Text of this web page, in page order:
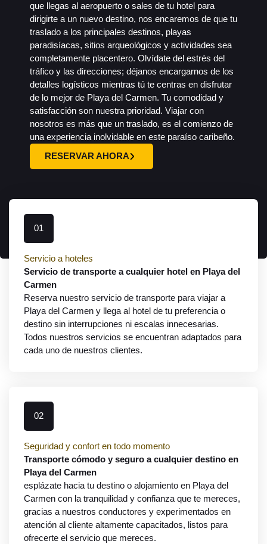
que llegas al aeropuerto o sales de tu hotel para
dirigirte a un nuevo destino, nos encaremos de que tu
traslado a los principales destinos, playas
paradisíacas, sitios arqueológicos y actividades sea
completamente placentero. Olvídate del estrés del
tráfico y las direcciones; déjanos encargarnos de los
detalles logísticos mientras tú te centras en disfrutar
de lo mejor de Playa del Carmen. Tu comodidad y
satisfacción son nuestra prioridad. Viajar con
nosotros es más que un traslado, es el comienzo de
una experiencia inolvidable en este paraíso caribeño.
RESERVAR AHORA
01
Servicio a hoteles
Servicio de transporte a cualquier hotel en Playa del
Carmen
Reserva nuestro servicio de transporte para viajar a
Playa del Carmen y llega al hotel de tu preferencia o
destino sin interrupciones ni escalas innecesarias.
Todos nuestros servicios se encuentran adaptados para
cada uno de nuestros clientes.
02
Seguridad y confort en todo momento
Transporte cómodo y seguro a cualquier destino en
Playa del Carmen
esplázate hacia tu destino o alojamiento en Playa del
Carmen con la tranquilidad y confianza que te mereces,
gracias a nuestros conductores y experimentados en
atención al cliente altamente capacitados, listos para
ofrecerte el servicio que mereces.